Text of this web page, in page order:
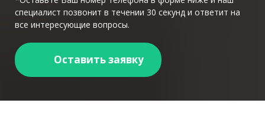
специалист позвонит в течении 30 секунд и ответит на
все интересующие вопросы.
Оставить заявку